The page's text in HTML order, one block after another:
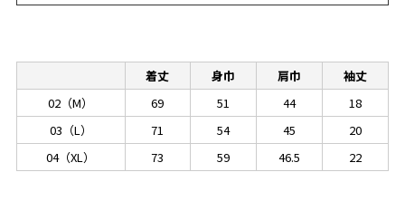
着丈 身巾 肩巾
袖丈
02（M）
69 51 44
18
03（L）
71 54 45
20
04（XL）
73 59 46.5 22